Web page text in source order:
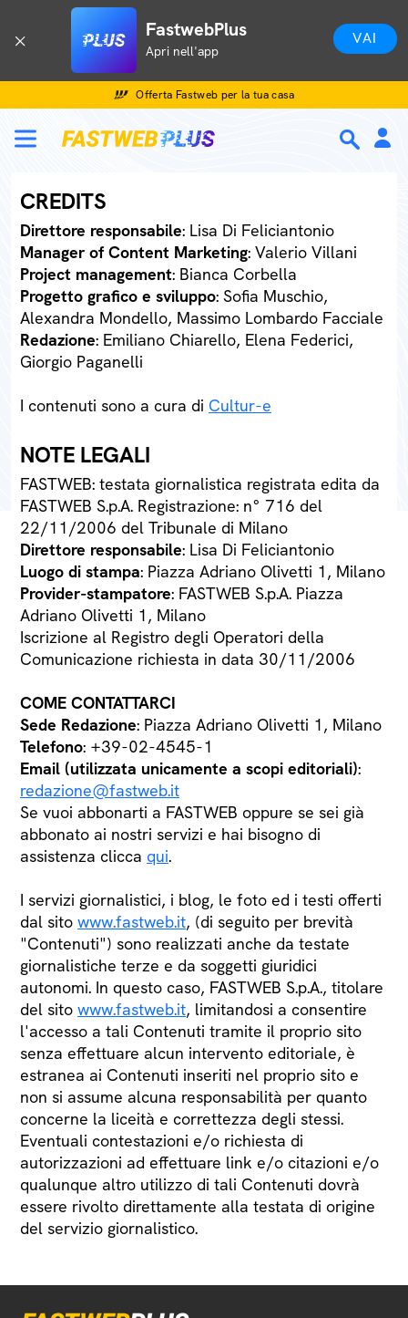
FastwebPlus
Apri nell'app
VAI
Offerta Fastweb per la tua casa
CREDITS
Direttore responsabile: Lisa Di Feliciantonio
Manager of Content Marketing: Valerio Villani
Project management: Bianca Corbella
Progetto grafico e sviluppo: Sofia Muschio,
Alexandra Mondello, Massimo Lombardo Facciale
Redazione: Emiliano Chiarello, Elena Federici,
Giorgio Paganelli
I contenuti sono a cura di Cultur-e
NOTE LEGALI
FASTWEB: testata giornalistica registrata edita da
FASTWEB S.p.A. Registrazione: n° 716 del
22/11/2006 del Tribunale di Milano
Direttore responsabile: Lisa Di Feliciantonio
Luogo di stampa: Piazza Adriano Olivetti 1, Milano
Provider-stampatore: FASTWEB S.p.A. Piazza
Adriano Olivetti 1, Milano
Iscrizione al Registro degli Operatori della
Comunicazione richiesta in data 30/11/2006
COME CONTATTARCI
Sede Redazione: Piazza Adriano Olivetti 1, Milano
Telefono: +39-02-4545-1
Email (utilizzata unicamente a scopi editoriali):
redazione@fastweb.it
Se vuoi abbonarti a FASTWEB oppure se sei già
abbonato ai nostri servizi e hai bisogno di
assistenza clicca qui.
I servizi giornalistici, i blog, le foto ed i testi offerti
dal sito www.fastweb.it, (di seguito per brevità
"Contenuti") sono realizzati anche da testate
giornalistiche terze e da soggetti giuridici
autonomi. In questo caso, FASTWEB S.p.A., titolare
del sito www.fastweb.it, limitandosi a consentire
l'accesso a tali Contenuti tramite il proprio sito
senza effettuare alcun intervento editoriale, è
estranea ai Contenuti inseriti nel proprio sito e
non si assume alcuna responsabilità per quanto
concerne la liceità e correttezza degli stessi.
Eventuali contestazioni e/o richiesta di
autorizzazioni ad effettuare link e/o citazioni e/o
qualunque altro utilizzo di tali Contenuti dovrà
essere rivolto direttamente alla testata di origine
del servizio giornalistico.